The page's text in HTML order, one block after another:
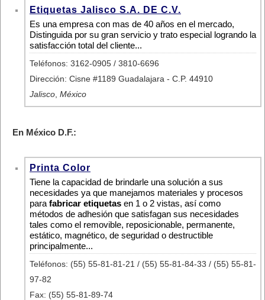
Etiquetas Jalisco S.A. DE C.V.
Es una empresa con mas de 40 años en el mercado,
Distinguida por su gran servicio y trato especial logrando la
satisfacción total del cliente...
Teléfonos: 3162-0905 / 3810-6696
Dirección: Cisne #1189 Guadalajara - C.P. 44910
Jalisco México
En México D.F.:
Printa Color
Tiene la capacidad de brindarle una solución a sus
necesidades ya que manejamos materiales y procesos
para fabricar etiquetas en 1 o 2 vistas, así como
métodos de adhesión que satisfagan sus necesidades
tales como el removible, reposicionable, permanente,
estático, magnético, de seguridad o destructible
principalmente...
Teléfonos: (55) 55-81-81-21 / (55) 55-81-84-33 / (55) 55-81-
97-82
Fax: (55) 55-81-89-74